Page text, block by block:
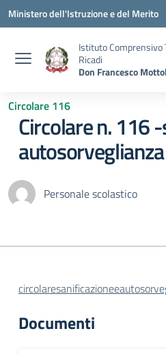
Vai ai contenuti
Vai al menu di navigazione
Vai al footer
Ministero dell'Istruzione e del Merito
Istituto Comprensivo
Ricadi
Don Francesco
Circolare 116
Circolare n. 116
autosorveglianza
Personale scolastico
Documenti